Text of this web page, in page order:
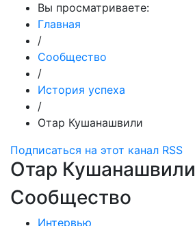
Вы просматриваете:
Главная
/
Сообщество
/
История успеха
/
Отар Кушанашвили
Подписаться на этот канал RSS
Отар Кушанашвили
Сообщество
Интервью